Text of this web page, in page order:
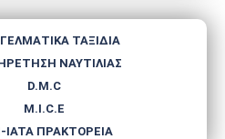
ΤΑΞΙΔΙΑ
ΝΑΥΤΙΛΙΑΣ
D.M.C
M.I.C.E
IATA ΠΡΑΚΤΟΡΕΙΑ